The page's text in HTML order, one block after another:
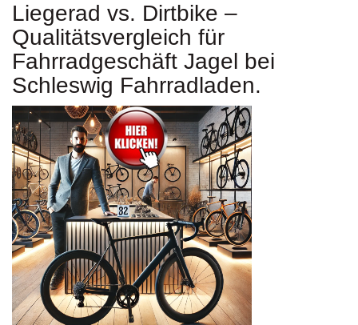
Liegerad vs. Dirtbike –
Qualitätsvergleich für
Fahrradgeschäft Jagel bei
Schleswig Fahrradladen.